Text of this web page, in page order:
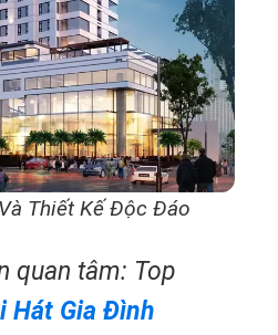
Thiết Kế Độc Đáo
quan tâm: Top
Hát Gia Đình